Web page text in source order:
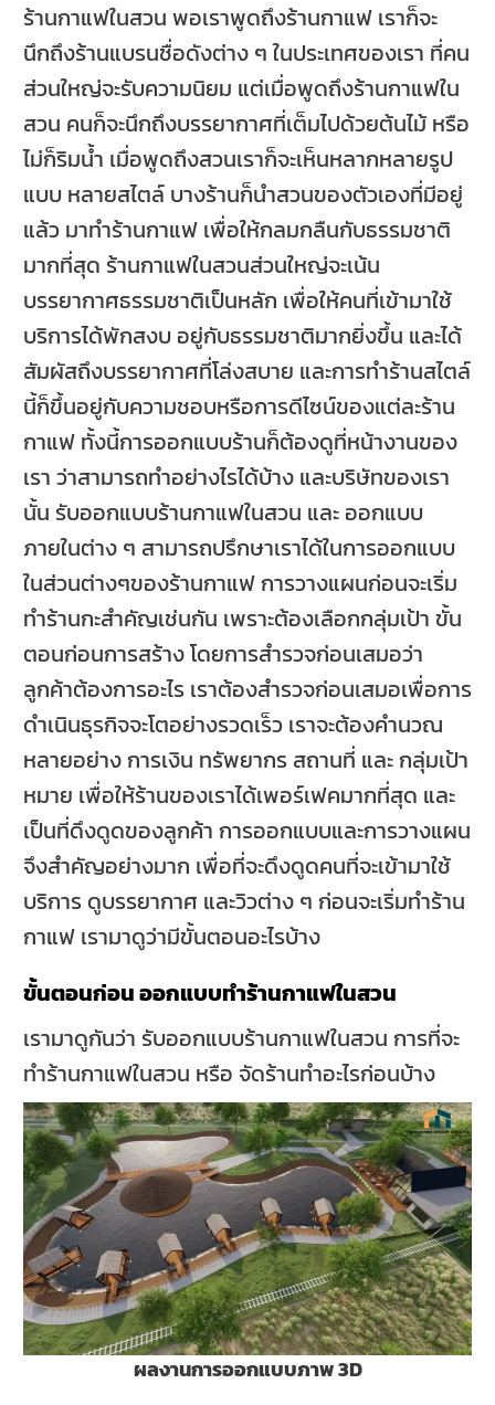
ร้านกาแฟในสวน พอเราพูดถึงร้านกาแฟ เราก็จะ
นึกถึงร้านแบรนชื่อดังต่าง ๆ ในประเทศของเรา ที่คน
ส่วนใหญ่จะรับความนิยม แต่เมื่อพูดถึงร้านกาแฟใน
สวน คนก็จะนึกถึงบรรยากาศที่เต็มไปด้วยต้นไม้ หรือ
ไม่ก็ริมน้ำ เมื่อพูดถึงสวนเราก็จะเห็นหลากหลายรูป
แบบ หลายสไตล์ บางร้านก็นำสวนของตัวเองที่มีอยู่
แล้ว มาทำร้านกาแฟ เพื่อให้กลมกลืนกับธรรมชาติ
มากที่สุด ร้านกาแฟในสวนส่วนใหญ่จะเน้น
บรรยากาศธรรมชาติเป็นหลัก เพื่อให้คนที่เข้ามาใช้
บริการได้พักสงบ อยู่กับธรรมชาติมากยิ่งขึ้น และได้
สัมผัสถึงบรรยากาศที่โล่งสบาย และการทำร้านสไตล์
นี้ก็ขึ้นอยู่กับความชอบหรือการดีไซน์ของแต่ละร้าน
กาแฟ ทั้งนี้การออกแบบร้านก็ต้องดูที่หน้างานของ
เรา ว่าสามารถทำอย่างไรได้บ้าง และบริษัทของเรา
นั้น รับออกแบบร้านกาแฟในสวน และ ออกแบบ
ภายในต่าง ๆ สามารถปรึกษาเราได้ในการออกแบบ
ในส่วนต่างๆของร้านกาแฟ การวางแผนก่อนจะเริ่ม
ทำร้านกะสำคัญเช่นกัน เพราะต้องเลือกกลุ่มเป้า ขั้น
ตอนก่อนการสร้าง โดยการสำรวจก่อนเสมอว่า
ลูกค้าต้องการอะไร เราต้องสำรวจก่อนเสมอเพื่อการ
ดำเนินธุรกิจจะโตอย่างรวดเร็ว เราจะต้องคำนวณ
หลายอย่าง การเงิน ทรัพยากร สถานที่ และ กลุ่มเป้า
หมาย เพื่อให้ร้านของเราได้เพอร์เฟคมากที่สุด และ
เป็นที่ดึงดูดของลูกค้า การออกแบบและการวางแผน
จึงสำคัญอย่างมาก เพื่อที่จะดึงดูดคนที่จะเข้ามาใช้
บริการ ดูบรรยากาศ และวิวต่าง ๆ ก่อนจะเริ่มทำร้าน
กาแฟ เรามาดูว่ามีขั้นตอนอะไรบ้าง
ขั้นตอนก่อน ออกแบบทำร้านกาแฟในสวน
เรามาดูกันว่า รับออกแบบร้านกาแฟในสวน การที่จะ
ทำร้านกาแฟในสวน หรือ จัดร้านทำอะไรก่อนบ้าง
ผลงานการออกแบบภาพ 3D